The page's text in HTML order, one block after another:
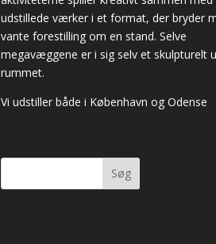
udstillede værker i et format, der bryder
vante forestilling om en stand. Selve
megavæggene er i sig selv et skulpturelt
rummet.
Vi udstiller både i København og Odense
Søg